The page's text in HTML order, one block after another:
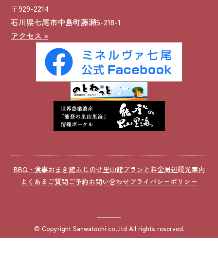
〒929-2214
石川県七尾市中島町藤瀬5-218-1
アクセス
BBQ・食事おまき館ふじのせ里山館プランと料金周辺観光案内
よくあるご質問ご予約お問い合わせプライバシーポリシー
© Copyright Sanwatochi co,.ltd All rights reserved.